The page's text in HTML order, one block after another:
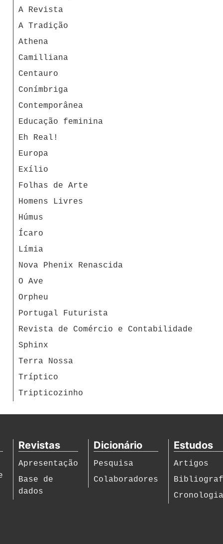
A Revista
A Tradição
Athena
Camilliana
Centauro
Conímbriga
Contemporânea
Educação feminina
Eh Real!
Europa
Exílio
Folhas de Arte
Homens Livres
Húmus
Ícaro
Límia
Nova Phenix Renascida
O Ave
Orpheu
Portugal Futurista
Revista de Comércio e Contabilidade
Sphinx
Terra Nossa
Tríptico
Tripticozinho
Revistas
Apresentação
Base de
dados
Dicionário
Pesquisa
Colaboradores
Estudos
Artigos